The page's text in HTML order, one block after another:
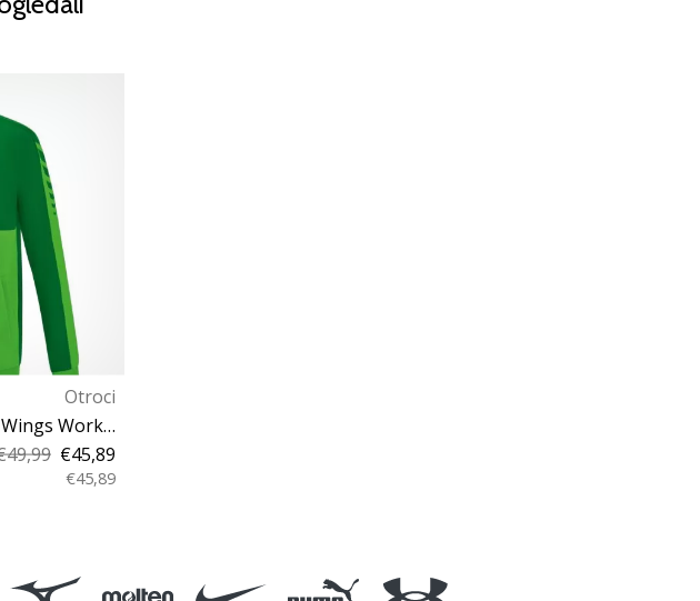
Otroci
Jakna s kapuco Erima Six Wings Worker Jacket JR
€45,89
€45,89